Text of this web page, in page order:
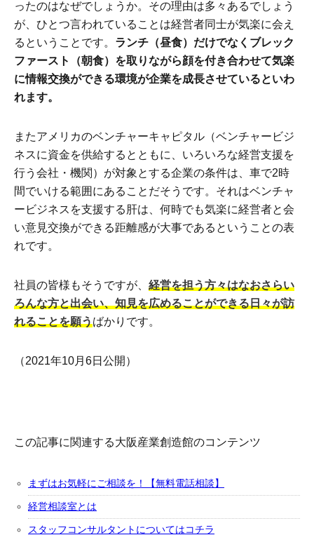
ったのはなぜでしょうか。その理由は多々あるでしょう
が、ひとつ言われていることは経営者同士が気楽に会え
るということです。 ランチ（昼食）だけでなくブレック
ファースト（朝食）を取りながら顔を付き合わせて気楽
に情報交換ができる環境が企業を成長させているといわ
れます。
またアメリカのベンチャーキャピタル（ベンチャービジ
ネスに資金を供給するとともに、いろいろな経営支援を
行う会社・機関）が対象とする企業の条件は、車で2時
間でいける範囲にあることだそうです。それはベンチャ
ービジネスを支援する肝は、何時でも気楽に経営者と会
い意見交換ができる距離感が大事であるということの表
れです。
社員の皆様もそうですが、 経営を担う方々はなおさらい
ろんな方と出会い、知見を広めることができる日々が訪
れることを願うばかりです。
（2021年10月6日公開）
この記事に関連する大阪産業創造館のコンテンツ
まずはお気軽にご相談を！【無料電話相談】
経営相談室とは
スタッフコンサルタントについてはコチラ